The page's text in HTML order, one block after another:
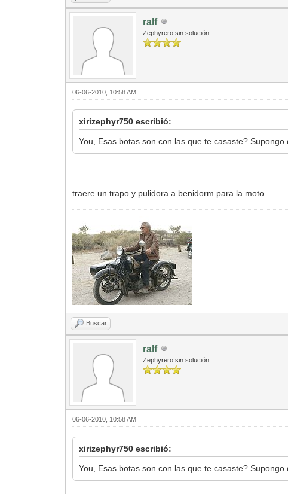
ralf
Zephyrero sin solución
06-06-2010, 10:58 AM
xirizephyr750 escribió:
You, Esas botas son con las que te casaste? Supongo
traere un trapo y pulidora a benidorm para la moto
Buscar
ralf
Zephyrero sin solución
06-06-2010, 10:58 AM
xirizephyr750 escribió:
You, Esas botas son con las que te casaste? Supongo